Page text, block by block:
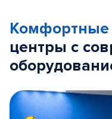
Комфортные
центры с